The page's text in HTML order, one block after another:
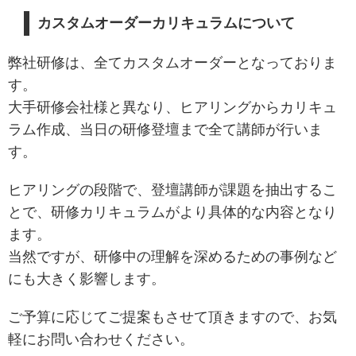
カスタムオーダーカリキュラムについて
弊社研修は、全てカスタムオーダーとなっておりま
す。
大手研修会社様と異なり、ヒアリングからカリキュ
ラム作成、当日の研修登壇まで全て講師が行いま
す。
ヒアリングの段階で、登壇講師が課題を抽出するこ
とで、研修カリキュラムがより具体的な内容となり
ます。
当然ですが、研修中の理解を深めるための事例など
にも大きく影響します。
ご予算に応じてご提案もさせて頂きますので、お気
軽にお問い合わせください。